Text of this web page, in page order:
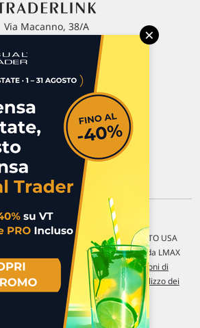
Via Macanno, 38/A
P.IVA 02 452 460 401
e segnalazioni
Contattaci
Italia s.r.l.
di borsa differite di 15 min. / MERCATO USA
Intrinio) / FOREX Quotazioni fornite da LMAX
l'accettazione delle nostre Condizioni di
, dellePolitiche sulla privacye dell' Utilizzo dei
×